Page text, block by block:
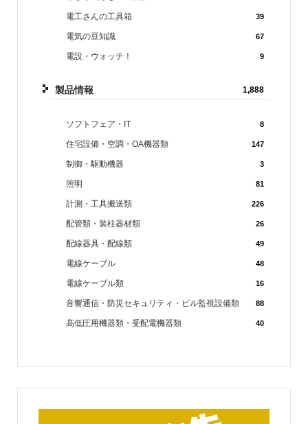
電工さんの工具箱 39
電気の豆知識 67
電設・ウォッチ！ 9
製品情報 1,888
ソフトフェア・IT 8
住宅設備・空調・OA機器類 147
制御・駆動機器 3
照明 81
計測・工具搬送類 226
配管類・装柱器材類 26
配線器具・配線類 49
電線ケーブル 48
電線ケーブル類 16
音響通信・防災セキュリティ・ビル監視設備類 88
高低圧用機器類・受配電機器類 40